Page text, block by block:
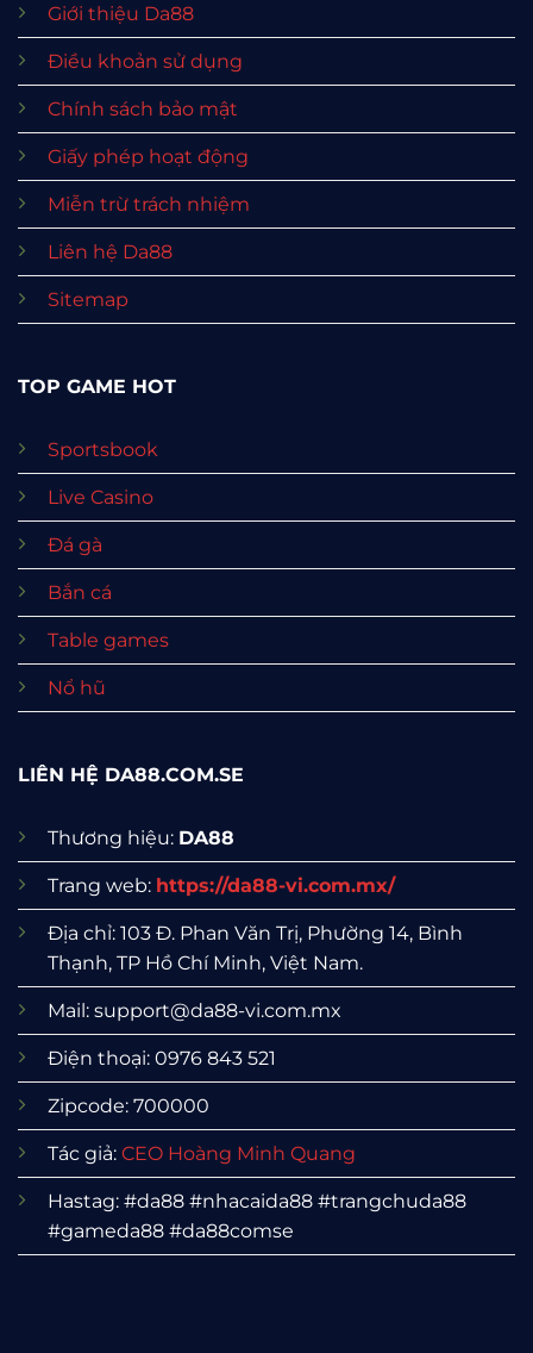
Giới thiệu Da88
Điều khoản sử dụng
Chính sách bảo mật
Giấy phép hoạt động
Miễn trừ trách nhiệm
Liên hệ Da88
Sitemap
TOP GAME HOT
Sportsbook
Live Casino
Đá gà
Bắn cá
Table games
Nổ hũ
LIÊN HỆ DA88.COM.SE
Thương hiệu: DA88
Trang web: https://da88-vi.com.mx/
Địa chỉ: 103 Đ. Phan Văn Trị, Phường 14, Bình
Thạnh, TP Hồ Chí Minh, Việt Nam.
Mail: support@da88-vi.com.mx
Điện thoại: 0976 843 521
Zipcode: 700000
Tác giả: CEO Hoàng Minh Quang
Hastag: #da88 #nhacaida88 #trangchuda88
#gameda88 #da88comse